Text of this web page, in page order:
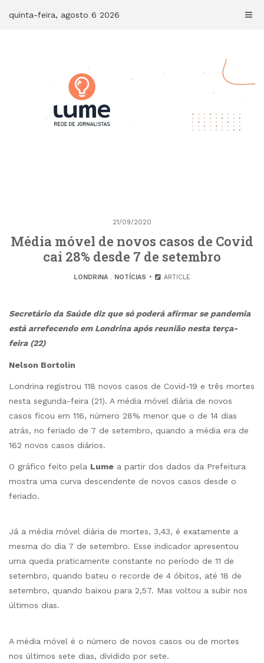
quinta-feira, agosto 6 2026
21/09/2020
Média móvel de novos casos de Covid
cai 28% desde 7 de setembro
LONDRINA. NOTÍCIAS ARTICLE
Secretário da Saúde diz que só poderá afirmar se pandemia
está arrefecendo em Londrina após reunião nesta terça-
feira (22)
Nelson Bortolin
Londrina registrou 118 novos casos de Covid-19 e três mortes
nesta segunda-feira (21). A média móvel diária de novos
casos ficou em 116, número 28% menor que o de 14 dias
atrás, no feriado de 7 de setembro, quando a média era de
162 novos casos diários.
O gráfico feito pela Lume a partir dos dados da Prefeitura
mostra uma curva descendente de novos casos desde o
feriado.
Já a média móvel diária de mortes, 3,43, é exatamente a
mesma do dia 7 de setembro. Esse indicador apresentou
uma queda praticamente constante no período de 11 de
setembro, quando bateu o recorde de 4 óbitos, até 18 de
setembro, quando baixou para 2,57. Mas voltou a subir nos
últimos dias.
A média móvel é o número de novos casos ou de mortes
nos últimos sete dias, dividido por sete.